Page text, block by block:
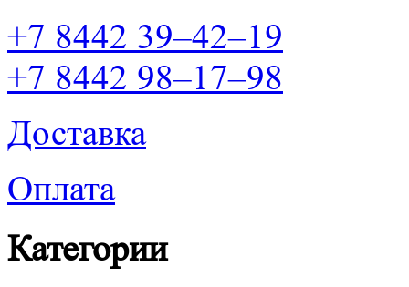
+7 8442 39–42–19
+7 8442 98–17–98
Доставка
Оплата
Категории